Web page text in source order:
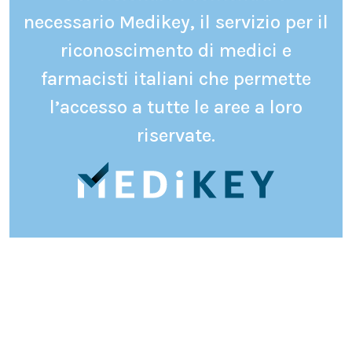
necessario Medikey, il servizio per il
riconoscimento di medici e
farmacisti italiani che permette
l’accesso a tutte le aree a loro
riservate.